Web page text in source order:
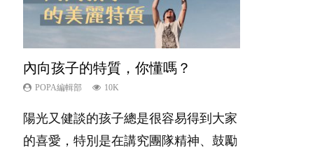
內向孩子的特質，你懂嗎？
POPA編輯部 10K
陽光又健談的孩子總是很容易得到大家
的喜愛，特別是在講究團隊精神、鼓勵
想孩子學好外語，點做好？
POPA編輯部 9.9K
有人話學多種語言越早開始越好，有人
卻說一時間太多語言，會令孩子感到混
夫妻必看！經營婚姻，沒捷徑
POPA編輯部 22.9K
你是不是也曾經以為只要跟相愛的人結
婚，就自然能走到白頭，但生了孩子卻
孩子能力天注定？
POPA編輯部 7.9K
很多父母都希望孩子係個「叻仔叻
女」，學業別太差，日常自理井井有
愛孩子也別忘了愛自己，父母如何
關顧自己的身心靈？
照顧孩子衣食住行、陪同兒女應對功課